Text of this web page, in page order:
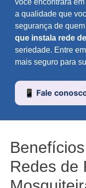
você encontrará
a qualidade que
segurança de
que instala rede
seriedade. Entre
mais seguro para
📱 Fale
Redes de